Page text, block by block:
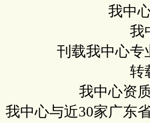
我中
我
刊载我中心专
转
我中心资
我中心与近30家广东